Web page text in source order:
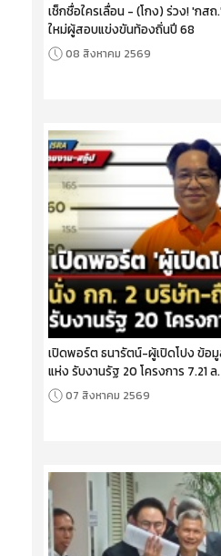
เช็กชื่อใครเลื่อน - (โกง) ร่วง! 'กส
ใหม่ผู้สอบแข่งขันท้องถิ่นปี 68
08 สิงหาคม 2569
เปิดพอร์ต ธนารัตน์-ผู้เปิดโปง ข้อ
แห่ง รับงานรัฐ 20 โครงการ 7.21 ล.
07 สิงหาคม 2569